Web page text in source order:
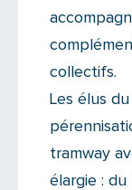
collectifs.
Les élus
tramway
élargie :